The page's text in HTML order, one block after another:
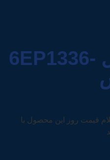
منبع تغذیه مدل 6EP1336-
قیمت روز این محصول با